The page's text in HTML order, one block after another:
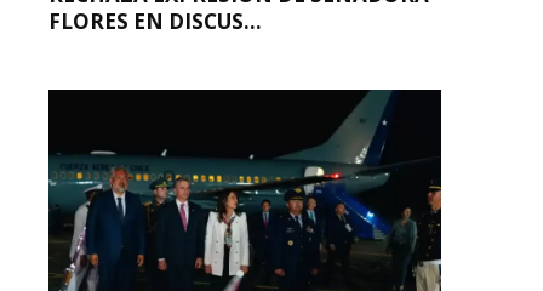
FLORES EN DISCUS...